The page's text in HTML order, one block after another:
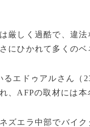
厳しく過酷で、違
にひかれて多くのベ
エドゥアルさん（
、AFPの取材には本
ズエラ中部でバイ